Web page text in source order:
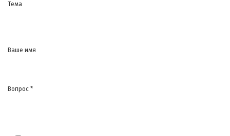
Тема
Ваше имя
Вопрос *